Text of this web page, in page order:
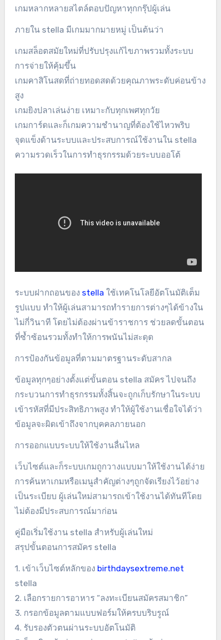
เกมหลากหลายสไตล์ตอบปัญหาทุกกรุ๊ปผู้เล่น
ภายใน stella มีเกมมากมายหมู่ เป็นต้นว่า
เกมสล็อตสมัยใหม่ที่ปรับปรุงแก้ไขภาพรวมทั้งระบบ
การจ่ายให้คุ้มขึ้น
เกมคาสิโนสดที่ถ่ายทอดสดด้วยคุณภาพระดับค่อนข้าง
สูง
เกมยิงปลาเล่นง่าย เหมาะกับทุกเพศทุกวัย
เกมการ์ดและก็เกมความชำนาญที่ต้องใช้ไหวพริบ
จุดแข็งด้านระบบและประสบการณ์ใช้งานใน stella
ความรวดเร็วในการทำธุรกรรมด้วยระบบออโต้
ระบบฝากถอนของ stella ใช้เทคโนโลยีอัตโนมัติเต็ม
รูปแบบ ทำให้ผู้เล่นสามารถทำรายการต่างๆได้ข้างใน
ไม่กี่วินาที โดยไม่ต้องผ่านข้าราชการ ช่วยลดขั้นตอน
ที่ซ้ำซ้อนรวมทั้งทำให้การพนันไม่สะดุด
การป้องกันข้อมูลที่ตามมาตรฐานระดับสากล
ข้อมูลทุกๆอย่างตั้งแต่ขั้นตอน stella สมัคร ไปจนถึง
กระบวนการทำธุรกรรมทั้งสิ้นจะถูกเก็บรักษาในระบบ
เข้ารหัสที่มีประสิทธิภาพสูง ทำให้ผู้ใช้งานเชื่อใจได้ว่า
ข้อมูลจะผิดเข้าถึงจากบุคคลภายนอก
การออกแบบระบบให้ใช้งานลื่นไหล
เว็บไซต์และก็ระบบเกมถูกวางแบบมาให้ใช้งานได้ง่าย
การค้นหาเกมหรือเมนูสำคัญต่างๆถูกจัดเรียงไว้อย่าง
เป็นระเบียบ ผู้เล่นใหม่สามารถเข้าใช้งานได้ทันทีโดย
ไม่ต้องมีประสบการณ์มาก่อน
คู่มือเริ่มใช้งาน stella สำหรับผู้เล่นใหม่
สรุปขั้นตอนการสมัคร stella
1. เข้าเว็บไซต์หลักของ birthdaysextreme.net
stella
2. เลือกรายการอาหาร “ลงทะเบียนสมัครสมาชิก”
3. กรอกข้อมูลตามแบบฟอร์มให้ครบบริบรูณ์
4. รับรองตัวตนผ่านระบบอัตโนมัติ